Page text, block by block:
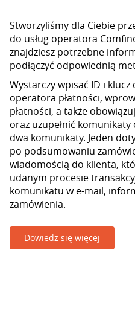
Stworzyliśmy dla Ciebie
do usług operatora
znajdziesz potrzebne
podłączyć odpowiednią
Wystarczy wpisać ID i
operatora płatności,
płatności, a także
oraz uzupełnić
dwa komunikaty. Jeden
po podsumowaniu
wiadomością do klienta,
udanym procesie
komunikatu w e-mail,
zamówienia.
Dowiedz się więcej